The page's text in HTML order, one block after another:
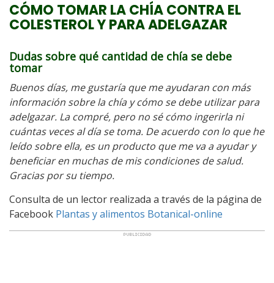
CÓMO TOMAR LA CHÍA CONTRA EL
COLESTEROL Y PARA ADELGAZAR
Dudas sobre qué cantidad de chía se debe
tomar
Buenos días, me gustaría que me ayudaran con más
información sobre la chía y cómo se debe utilizar para
adelgazar. La compré, pero no sé cómo ingerirla ni
cuántas veces al día se toma. De acuerdo con lo que he
leído sobre ella, es un producto que me va a ayudar y
beneficiar en muchas de mis condiciones de salud.
Gracias por su tiempo.
Consulta de un lector realizada a través de la página de
Facebook Plantas y alimentos Botanical-online